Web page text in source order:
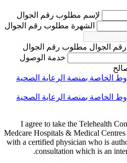
لإسم مطلوب رقم الجوال
الشهرة مطلوب رقم الجوال
رقم الجوال مطلوب رقم الجوال
خدمة الوصول
الخاصة بمنصة الرعاية الصحية
الخاصة بمنصة الرعاية الصحية
I agree to take the Telehealth
Medcare Hospitals & Medical
with a certified physician who is
consultation which is an